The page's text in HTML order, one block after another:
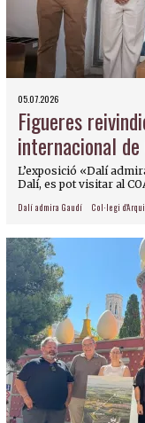
05.07.2026
Figueres
internacional de
L’exposició «Dalí
Dalí, es pot visitar al
Dalí admira Gaudí Col·legi